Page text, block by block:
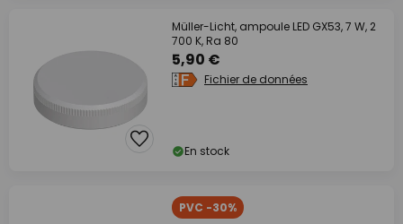
Müller-Licht, ampoule LED GX53, 7 W, 2
700 K, Ra 80
5,90 €
Fichier de données
En stock
PVC -30%